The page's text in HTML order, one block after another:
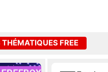
THÉMATIQUES FREE